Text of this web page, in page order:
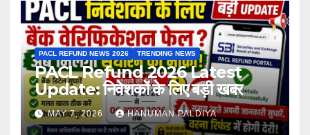
PACL REFUND NEWS 2026 TRENDING NEWS
PACL Refund 2026 Latest
Update: निवेशकों के लिए बड़ी खबर
MAY 7, 2026 HANUMAN PALDIYA